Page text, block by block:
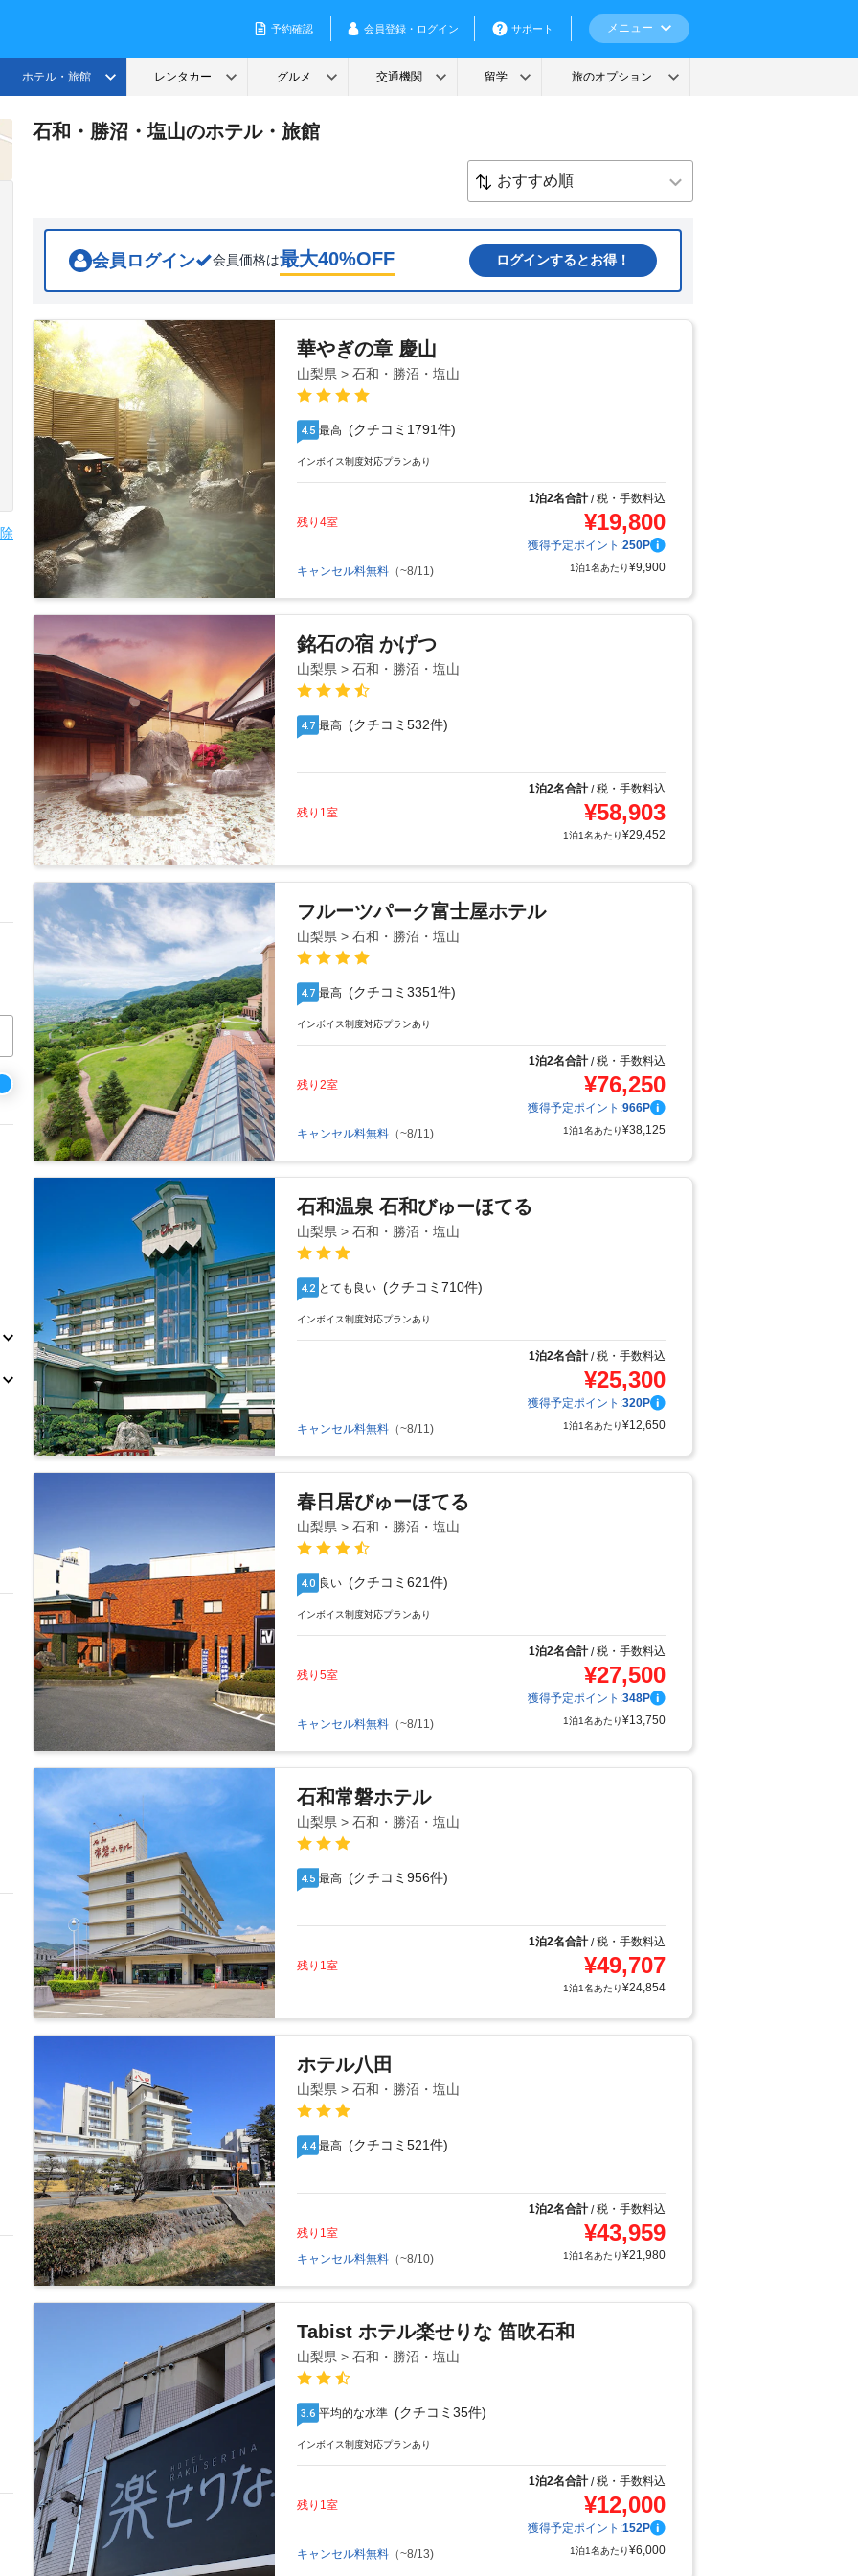
石和・勝沼・塩山のホテル・旅館
会員ログイン 会員価格は最大40%OFF ログインするとお得！
華やぎの章 慶山
山梨県 > 石和・勝沼・塩山
4.5 最高 (クチコミ1791件)
インボイス制度対応プランあり
1泊2名合計/税・手数料込
残り4室
¥19,800
獲得予定ポイント:250P
キャンセル料無料 （~8/11) 1泊1名あたり¥9,900
銘石の宿 かげつ
山梨県 > 石和・勝沼・塩山
4.7 最高 (クチコミ532件)
1泊2名合計/税・手数料込
残り1室
¥58,903
1泊1名あたり¥29,452
フルーツパーク富士屋ホテル
山梨県 > 石和・勝沼・塩山
4.7 最高 (クチコミ3351件)
インボイス制度対応プランあり
1泊2名合計/税・手数料込
残り2室
¥76,250
獲得予定ポイント:966P
キャンセル料無料 （~8/11) 1泊1名あたり¥38,125
石和温泉 石和びゅーほてる
山梨県 > 石和・勝沼・塩山
4.2 とても良い (クチコミ710件)
インボイス制度対応プランあり
1泊2名合計/税・手数料込
¥25,300
獲得予定ポイント:320P
キャンセル料無料 （~8/11) 1泊1名あたり¥12,650
春日居びゅーほてる
山梨県 > 石和・勝沼・塩山
4.0 良い (クチコミ621件)
インボイス制度対応プランあり
1泊2名合計/税・手数料込
残り5室
¥27,500
獲得予定ポイント:348P
キャンセル料無料 （~8/11) 1泊1名あたり¥13,750
石和常磐ホテル
山梨県 > 石和・勝沼・塩山
4.5 最高 (クチコミ956件)
1泊2名合計/税・手数料込
残り1室
¥49,707
1泊1名あたり¥24,854
ホテル八田
山梨県 > 石和・勝沼・塩山
4.4 最高 (クチコミ521件)
1泊2名合計/税・手数料込
残り1室
¥43,959
キャンセル料無料 （~8/10) 1泊1名あたり¥21,980
Tabist ホテル楽せりな 笛吹石和
山梨県 > 石和・勝沼・塩山
3.6 平均的な水準 (クチコミ35件)
インボイス制度対応プランあり
1泊2名合計/税・手数料込
残り1室
¥12,000
獲得予定ポイント:152P
キャンセル料無料 （~8/13) 1泊1名あたり¥6,000